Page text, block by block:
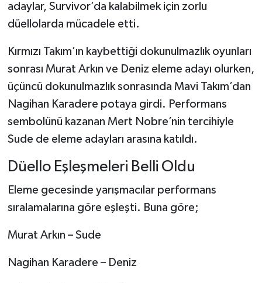
adaylar, Survivor’da kalabilmek için zorlu
düellolarda mücadele etti.
Kırmızı Takım’ın kaybettiği dokunulmazlık oyunları
sonrası Murat Arkın ve Deniz eleme adayı olurken,
üçüncü dokunulmazlık sonrasında Mavi Takım’dan
Nagihan Karadere potaya girdi. Performans
sembolünü kazanan Mert Nobre’nin tercihiyle
Sude de eleme adayları arasına katıldı.
Düello Eşleşmeleri Belli Oldu
Eleme gecesinde yarışmacılar performans
sıralamalarına göre eşleşti. Buna göre;
Murat Arkın – Sude
Nagihan Karadere – Deniz
Şenpazar Haberleri
Taşköprü Haberleri
Karadeniz Haberleri
Teknoloji Haberleri
Siyaset Haberleri